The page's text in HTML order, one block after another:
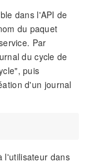
dans l'API de
du paquet
Par
du cycle de
puis
d'un journal
l'utilisateur dans